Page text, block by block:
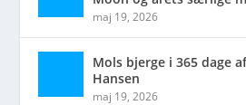
maj 19, 2026
Mols bjerge i 365 dage
Hansen
maj 19, 2026